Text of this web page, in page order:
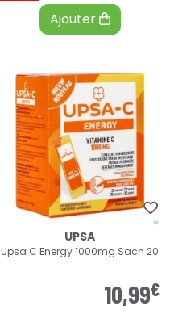
Ajouter
UPSA
Upsa C Energy 1000mg Sach 20
10,99€